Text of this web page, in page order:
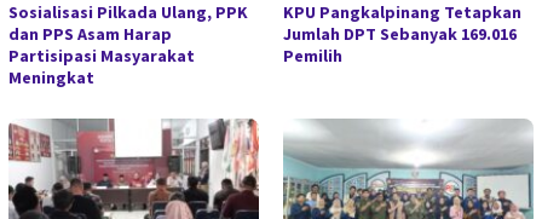
Sosialisasi Pilkada Ulang, PPK
dan PPS Asam Harap
Partisipasi Masyarakat
Meningkat
KPU Pangkalpinang Tetapkan
Jumlah DPT Sebanyak 169.016
Pemilih